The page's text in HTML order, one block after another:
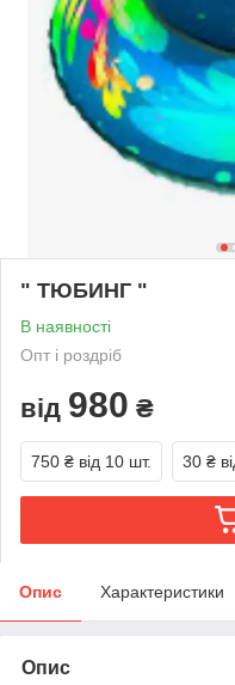
" ТЮБИНГ "
В наявності
Опт і роздріб
від 980 ₴
750 ₴ від 10 шт. 30 ₴
Опис Характеристики
Опис